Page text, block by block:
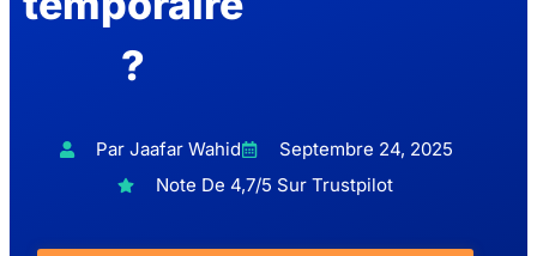
?
Par Jaafar Wahid
Septembre 24, 2025
Note De 4,7/5 Sur Trustpilot